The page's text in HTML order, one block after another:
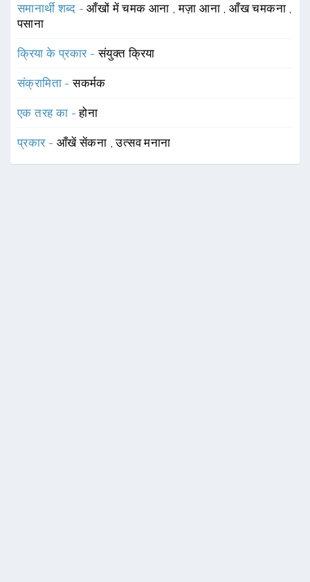
समानार्थी शब्द -आँखों में चमक आना ,मज़ा आना ,आँख चमकना
पसाना
क्रिया के प्रकार -संयुक्त क्रिया
संक्रामिता -सकर्मक
एक तरह का -होना
प्रकार - आँखें सेंकना ,उत्सव मनाना